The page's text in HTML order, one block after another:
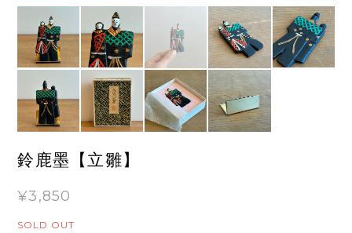
鈴鹿墨【立雛】
¥3,850
SOLD OUT